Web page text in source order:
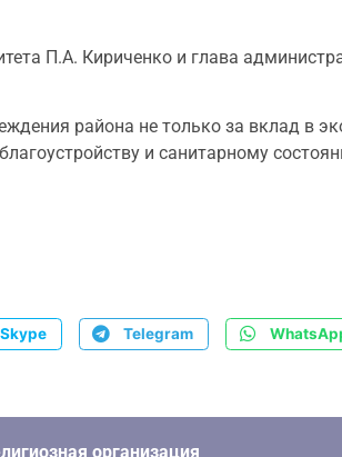
П.А. Кириченко и глава
района не только за вклад в
и санитарному
Skype Telegram
организация